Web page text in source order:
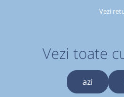
Vezi
Vezi toate
azi